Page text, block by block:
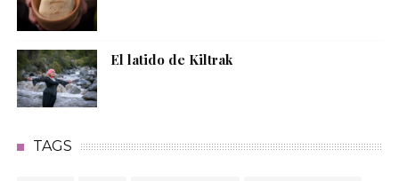
El latido de Kiltrak
TAGS